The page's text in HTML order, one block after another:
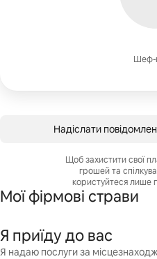
Шеф-
Надіслати
Щоб захистити свої
грошей та
користуйтеся
Мої фірмові страви
Я приїду до вас
Я надаю послуги за